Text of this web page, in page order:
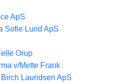
ApS
Sofie Lund ApS
Orup
v/Mette Frank
Lauridsen ApS